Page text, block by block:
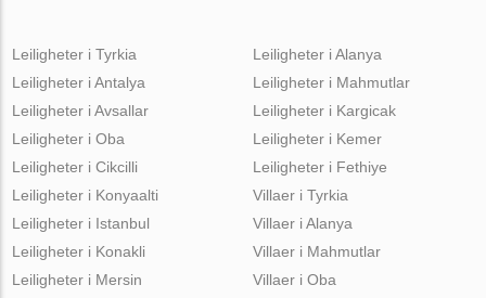
Leiligheter i Tyrkia
Leiligheter i Antalya
Leiligheter i Avsallar
Leiligheter i Oba
Leiligheter i Cikcilli
Leiligheter i Alanya
Leiligheter i Mahmutlar
Leiligheter i Kargicak
Leiligheter i Kemer
Leiligheter i Fethiye
Leiligheter i Konyaalti
Leiligheter i Istanbul
Leiligheter i Konakli
Leiligheter i Mersin
Villaer i Tyrkia
Villaer i Alanya
Villaer i Mahmutlar
Villaer i Oba